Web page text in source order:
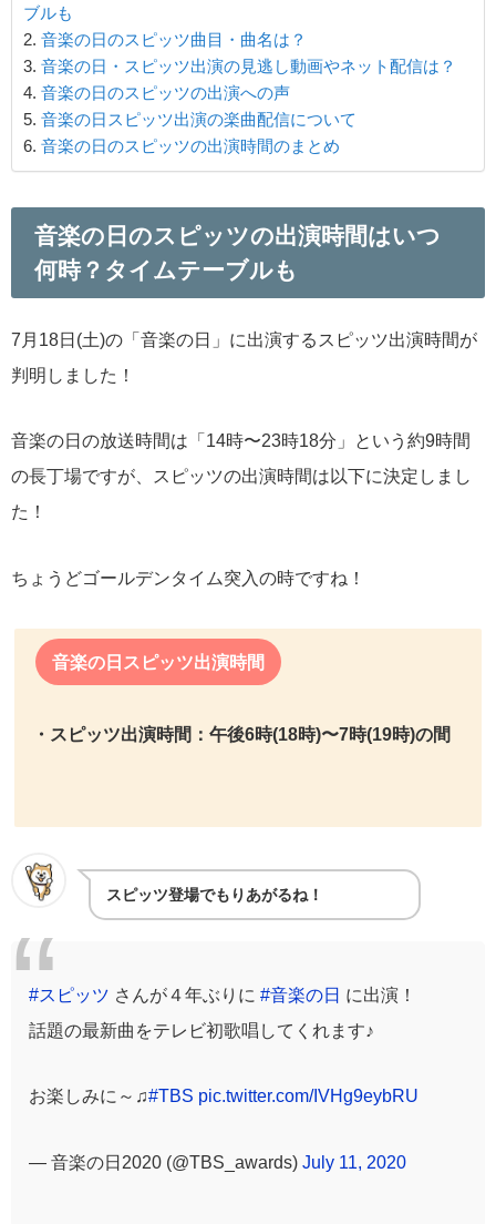
ブルも
音楽の日のスピッツ曲目・曲名は？
音楽の日・スピッツ出演の見逃し動画やネット配信は？
音楽の日のスピッツの出演への声
音楽の日スピッツ出演の楽曲配信について
音楽の日のスピッツの出演時間のまとめ
音楽の日のスピッツの出演時間はいつ
何時？タイムテーブルも
7月18日(土)の「音楽の日」に出演するスピッツ出演時間が
判明しました！
音楽の日の放送時間は「14時〜23時18分」という約9時間
の長丁場ですが、スピッツの出演時間は以下に決定しまし
た！
ちょうどゴールデンタイム突入の時ですね！
音楽の日スピッツ出演時間
・スピッツ出演時間：午後6時(18時)〜7時(19時)の間
スピッツ登場でもりあがるね！
#スピッツ さんが４年ぶりに #音楽の日 に出演！
話題の最新曲をテレビ初歌唱してくれます♪
お楽しみに～♫#TBS pic.twitter.com/IVHg9eybRU
— 音楽の日2020 (@TBS_awards) July 11, 2020